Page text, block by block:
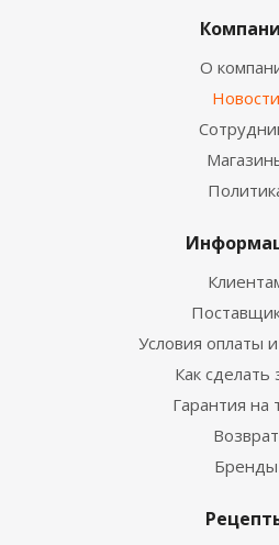
О
Новости
Условия оплаты
Как сделать
Гарантия на
Возврат
Бренды